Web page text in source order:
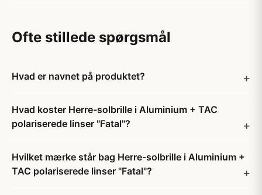
Ofte stillede spørgsmål
Hvad er navnet på produktet?
Hvad koster Herre-solbrille i Aluminium + TAC
polariserede linser "Fatal"?
Hvilket mærke står bag Herre-solbrille i Aluminium +
TAC polariserede linser "Fatal"?